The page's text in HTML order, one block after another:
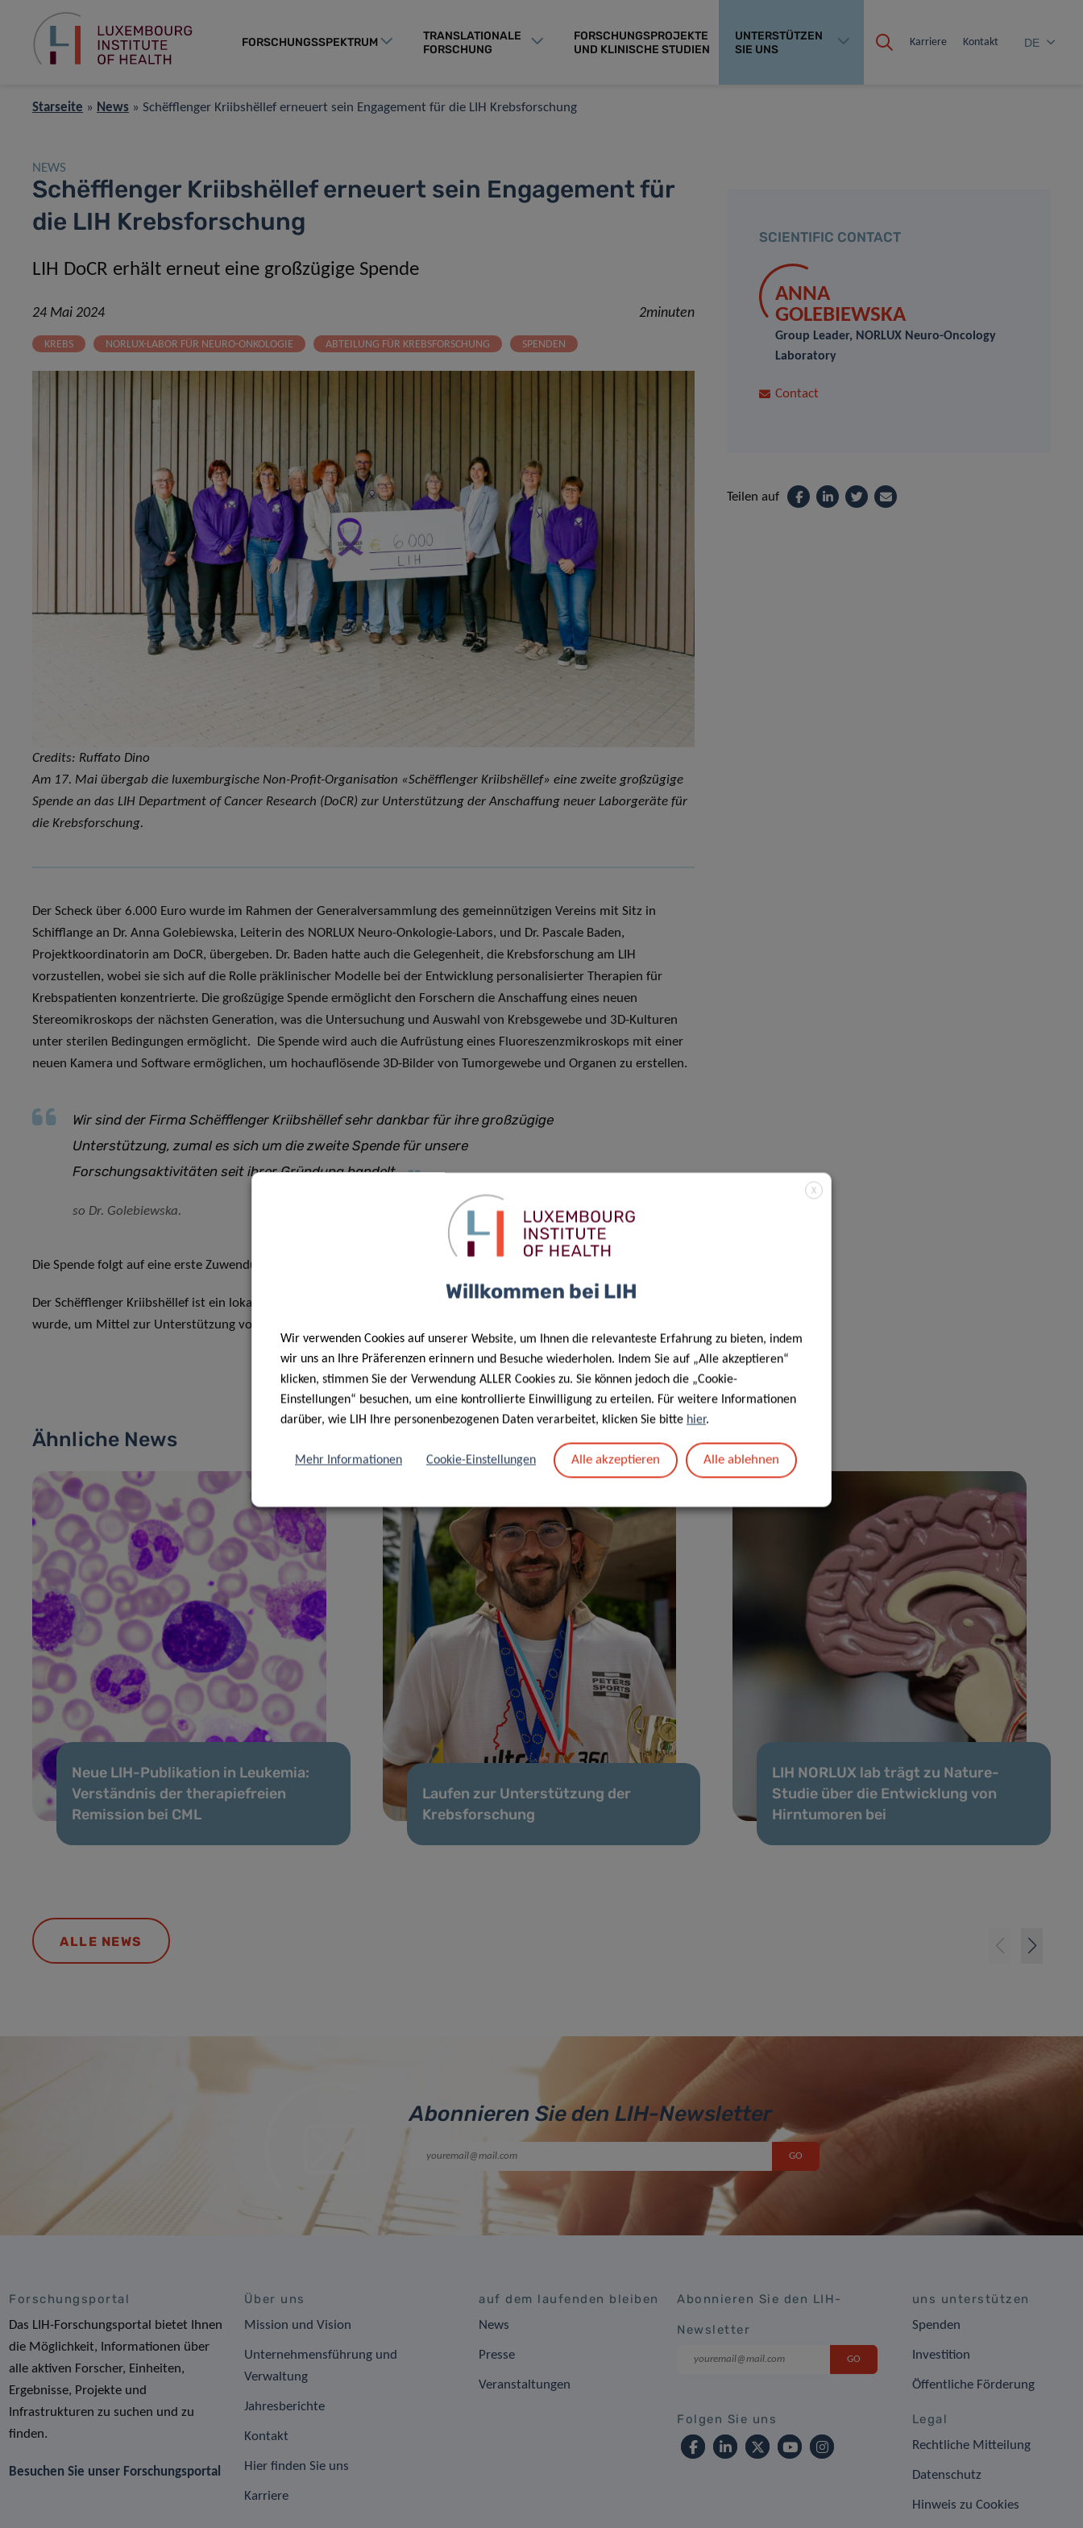
FORSCHUNGSSPEKTRUM
TRANSLATIONALE
FORSCHUNG
FORSCHUNGSPROJEKTE
UND KLINISCHE STUDIEN
UNTERSTÜTZEN
SIE UNS
Karriere Kontakt DE
Starseite » News » Schëfflenger Kriibshëllef erneuert sein Engagement für die LIH Krebsforschung
NEWS
Schëfflenger Kriibshëllef erneuert sein Engagement für
die LIH Krebsforschung
LIH DoCR erhält erneut eine großzügige Spende
24 Mai 2024 2minuten
KREBS NORLUX-LABOR FÜR NEURO-ONKOLOGIE ABTEILUNG FÜR KREBSFORSCHUNG SPENDEN
Credits: Ruffato Dino
Am 17. Mai übergab die luxemburgische Non-Profit-Organisation «Schëfflenger Kriibshëllef» eine zweite großzügige
Spende an das LIH Department of Cancer Research (DoCR) zur Unterstützung der Anschaffung neuer Laborgeräte für
die Krebsforschung.
Der Scheck über 6.000 Euro wurde im Rahmen der Generalversammlung des gemeinnützigen Vereins mit Sitz in
Schifflange an Dr. Anna Golebiewska, Leiterin des NORLUX Neuro-Onkologie-Labors, und Dr. Pascale Baden,
Projektkoordinatorin am DoCR, übergeben. Dr. Baden hatte auch die Gelegenheit, die Krebsforschung am LIH
vorzustellen, wobei sie sich auf die Rolle präklinischer Modelle bei der Entwicklung personalisierter Therapien für
Krebspatienten konzentrierte. Die großzügige Spende ermöglicht den Forschern die Anschaffung eines neuen
Stereomikroskops der nächsten Generation, was die Untersuchung und Auswahl von Krebsgewebe und 3D-Kulturen
unter sterilen Bedingungen ermöglicht. Die Spende wird auch die Aufrüstung eines Fluoreszenzmikroskops mit einer
neuen Kamera und Software ermöglichen, um hochauflösende 3D-Bilder von Tumorgewebe und Organen zu erstellen.
Wir sind der Firma Schëfflenger Kriibshëllef sehr dankbar für ihre großzügige
Unterstützung, zumal es sich um die zweite Spende für unsere
Forschungsaktivitäten seit ihrer Gründung handelt.
so Dr. Golebiewska.
Die Spende folgt auf eine erste Zuwendung von 2 500 EUR im Mai 2021.
Der Schëfflenger Kriibshëllef ist ein lokaler gemeinnütziger Verein mit Sitz in Schifflange, der im März 2020 gegründet
wurde, um Mittel zur Unterstützung von Krebspatienten und der Krebsforschung in Luxemburg zu sammeln.
SCIENTIFIC CONTACT
ANNA
GOLEBIEWSKA
Group Leader, NORLUX Neuro-Oncology
Laboratory
Contact
Teilen auf
Ähnliche News
Neue LIH-Publikation in Leukemia:
Verständnis der therapiefreien
Remission bei CML
Laufen zur Unterstützung der
Krebsforschung
LIH NORLUX lab trägt zu Nature-
Studie über die Entwicklung von
Hirntumoren bei
ALLE NEWS
Abonnieren Sie den LIH-Newsletter
Forschungsportal
Das LIH-Forschungsportal bietet Ihnen
die Möglichkeit, Informationen über
alle aktiven Forscher, Einheiten,
Ergebnisse, Projekte und
Infrastrukturen zu suchen und zu
finden.
Besuchen Sie unser Forschungsportal
Über uns
Mission und Vision
Unternehmensführung und
Verwaltung
Jahresberichte
Kontakt
Hier finden Sie uns
Karriere
auf dem laufenden bleiben
News
Presse
Veranstaltungen
Abonnieren Sie den LIH-
Newsletter
Folgen Sie uns
uns unterstützen
Spenden
Investition
Öffentliche Förderung
Legal
Rechtliche Mitteilung
Datenschutz
Hinweis zu Cookies
X
Willkommen bei LIH
Wir verwenden Cookies auf unserer Website, um Ihnen die relevanteste Erfahrung zu bieten, indem
wir uns an Ihre Präferenzen erinnern und Besuche wiederholen. Indem Sie auf „Alle akzeptieren“
klicken, stimmen Sie der Verwendung ALLER Cookies zu. Sie können jedoch die „Cookie-
Einstellungen“ besuchen, um eine kontrollierte Einwilligung zu erteilen. Für weitere Informationen
darüber, wie LIH Ihre personenbezogenen Daten verarbeitet, klicken Sie bitte hier.
Mehr Informationen Cookie-Einstellungen Alle akzeptieren Alle ablehnen